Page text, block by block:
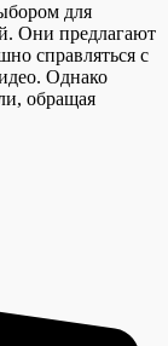
для
Они предлагают
справляться с
Однако
обращая